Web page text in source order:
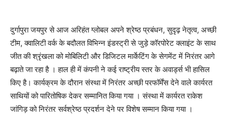
दुर्गापुरा जयपुर से आज अरिहंत ग्लोबल अपने श्रेष्ठ प्रबंधन, सुदृढ़ नेतृत्व, अच्छी
टीम, क्वालिटी वर्क के बदौलत विभिन्न इंडस्ट्री से जुड़े कॉरपोरेट क्लाइंट के साथ
जीत की श्रृंखला को मोबिलिटी और डिजिटल मार्केटिंग के सेगमेंट में निरंतर आगे
बढ़ाते जा रहा है । हाल ही में कंपनी ने कई राष्ट्रीय स्तर के अवार्ड्स भी हासिल
किए है। कार्यक्रम के दौरान संस्था में निरंतर अच्छी परफॉर्मेंस देने वाले कार्यरत
साथियों को पारितोषिक देकर सम्मानित किया गया । संस्था में कार्यरत राकेश
जांगिड़ को निरंतर सर्वश्रेष्ठ प्रदर्शन देने पर विशेष सम्मान किया गया ।